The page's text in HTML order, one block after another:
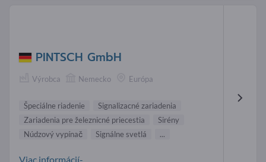
PINTSCH GmbH
Výrobca Nemecko Európa
Špeciálne riadenie
Signalizacné zariadenia
Zariadenia pre železnicné priecestia
Sirény
Núdzový vypínač
Signálne svetlá ...
Viac informácií-